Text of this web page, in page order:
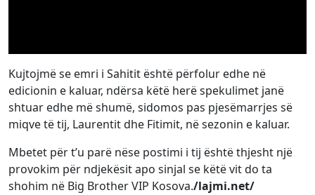
Kujtojmë se emri i Sahitit është përfolur edhe në
edicionin e kaluar, ndërsa këtë herë spekulimet janë
shtuar edhe më shumë, sidomos pas pjesëmarrjes së
miqve të tij, Laurentit dhe Fitimit, në sezonin e kaluar.
Mbetet për t’u parë nëse postimi i tij është thjesht një
provokim për ndjekësit apo sinjal se këtë vit do ta
shohim në Big Brother VIP Kosova./lajmi.net/